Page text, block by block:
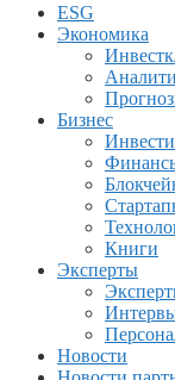
ESG
Экономика
Бизнес
Книги
Эксперты
Новости